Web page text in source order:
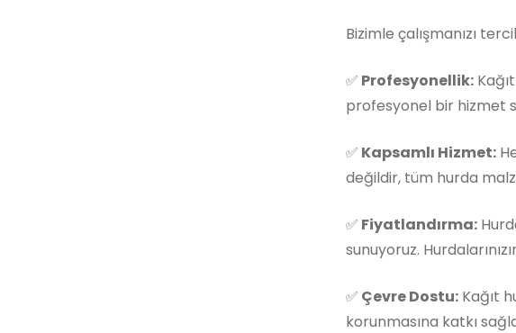
Bizimle çalışmanızı
✅ Profesyonellik:
profesyonel bir hizmet
✅ Kapsamlı Hizmet:
değildir, tüm hurda
✅ Fiyatlandırma:
sunuyoruz.
✅ Çevre Dostu: Kağıt
korunmasına katkı